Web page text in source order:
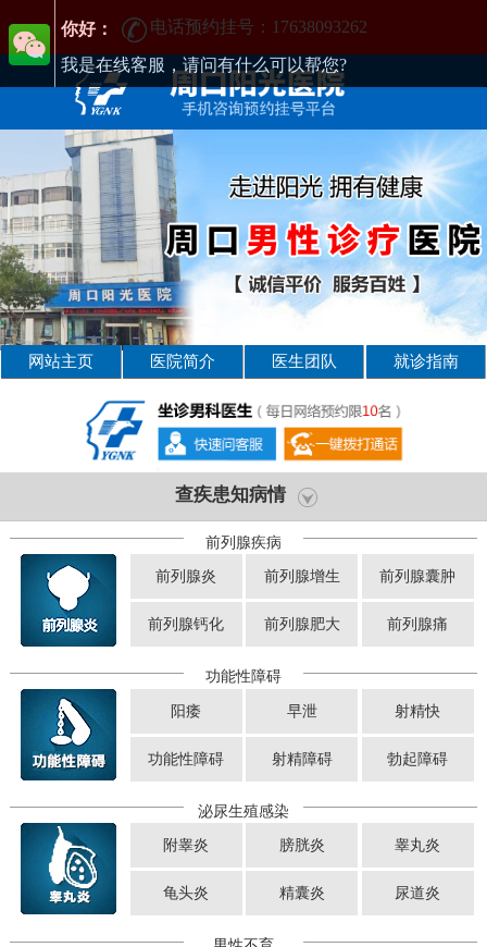
电话预约挂号：17638093262
周口男性疾病哪家医院好-周口2025年男科医院排名-周口男科医院
网站主页 医院简介 医生团队 就诊指南
查疾患知病情
前列腺疾病
前列腺炎 前列腺增生 前列腺囊肿
前列腺钙化 前列腺肥大 前列腺痛
功能性障碍
阳痿 早泄 射精快
功能性障碍 射精障碍 勃起障碍
泌尿生殖感染
附睾炎 膀胱炎 睾丸炎
龟头炎 精囊炎 尿道炎
你好：
我是在线客服，请问有什么可以帮您?